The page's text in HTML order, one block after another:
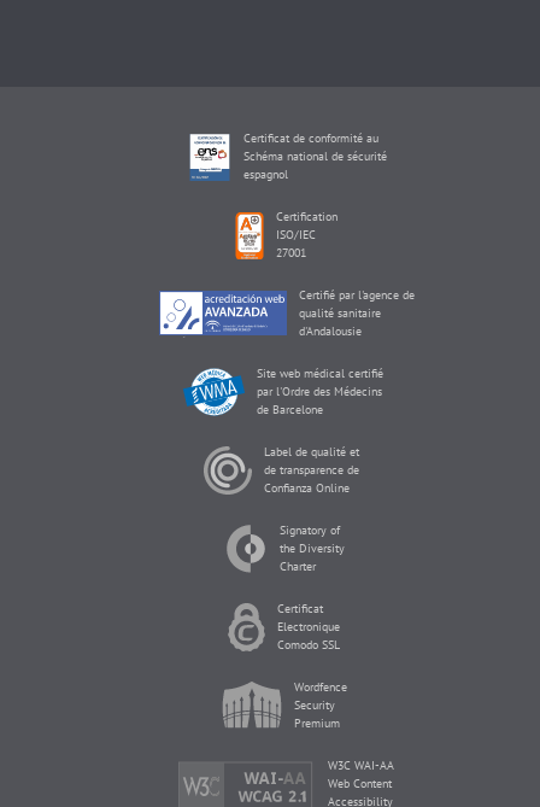
Certificat de conformité au
Schéma national de sécurité
espagnol
Certification
ISO/IEC
27001
Certifié par l'agence de
qualité sanitaire
d'Andalousie
Site web médical certifié
par l'Ordre des Médecins
de Barcelone
Label de qualité et
de transparence de
Confianza Online
Signatory of
the Diversity
Charter
Certificat
Electronique
Comodo SSL
Wordfence
Security
Premium
W3C WAI-AA
Web Content
Accessibility